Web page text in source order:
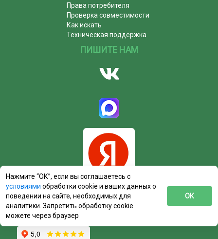
Права потребителя
Проверка совместимости
Как искать
Техническая поддержка
ПИШИТЕ НАМ
Нажмите “ОК”, если вы соглашаетесь с
условиями обработки cookie и ваших данных о
поведении на сайте, необходимых для
аналитики. Запретить обработку cookie
можете через браузер
ОК